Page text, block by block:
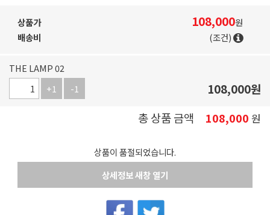
상품가 108,000원
배송비
(조건)
THE LAMP 02
+1
-1 108,000원
총 상품 금액
108,000 원
상품이 품절되었습니다.
상세정보 새창 열기